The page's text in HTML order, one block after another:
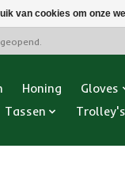
Honing Gloves
Tassen
Trolley's
van cookies om onze